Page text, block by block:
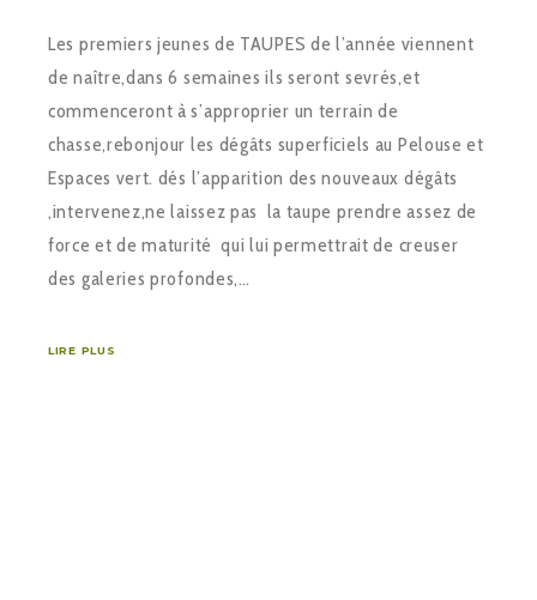
Les premiers jeunes de TAUPES de l’année viennent
de naître,dans 6 semaines ils seront sevrés,et
commenceront à s’approprier un terrain de
chasse,rebonjour les dégâts superficiels au Pelouse et
Espaces vert. dés l’apparition des nouveaux dégâts
,intervenez,ne laissez pas la taupe prendre assez de
force et de maturité qui lui permettrait de creuser
des galeries profondes,…
LIRE PLUS